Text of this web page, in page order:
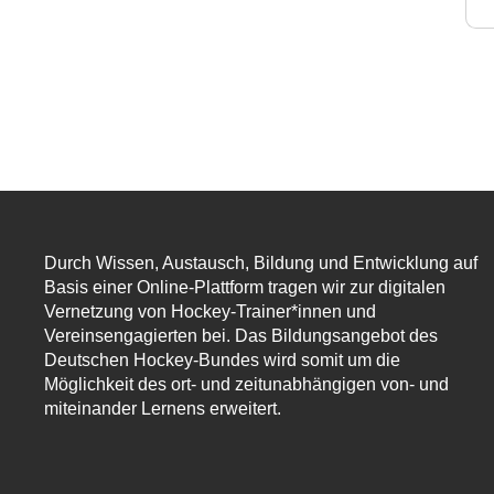
Durch Wissen, Austausch, Bildung und Entwicklung auf
Basis einer Online-Plattform tragen wir zur digitalen
Vernetzung von Hockey-Trainer*innen und
Vereinsengagierten bei. Das Bildungsangebot des
Deutschen Hockey-Bundes wird somit um die
Möglichkeit des ort- und zeitunabhängigen von- und
miteinander Lernens erweitert.